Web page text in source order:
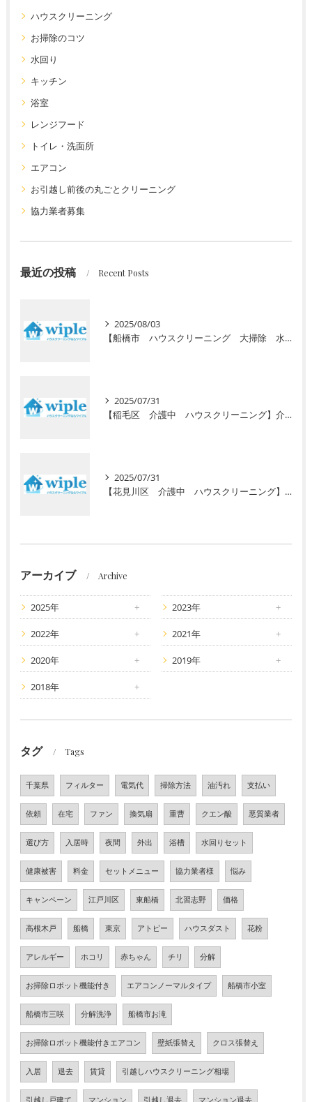
ハウスクリーニング
お掃除のコツ
水回り
キッチン
浴室
レンジフード
トイレ・洗面所
エアコン
お引越し前後の丸ごとクリーニング
協力業者募集
最近の投稿 Recent Posts
2025/08/03
【船橋市 ハウスクリーニング 大掃除 水回り】高齢者向けの定期清掃サービスをご紹介！ 初回お試し半額キャンペーン実施中
2025/07/31
【稲毛区 介護中 ハウスクリーニング】介護で忙しいあなたに初回お試し半額キャンペーン！安心の高齢者専門サービスで毎日の暮らしをサポート
2025/07/31
【花見川区 介護中 ハウスクリーニング】介護で忙しいあなたへ。初回半額キャンペーンで水回りのプロ清掃を体験しませんか？
アーカイブ Archive
2025年 2023年
2022年 2021年
2020年 2019年
2018年
タグ Tags
千葉県 フィルター 電気代 掃除方法 油汚れ 支払い
依頼 在宅 ファン 換気扇 重曹 クエン酸 悪質業者
選び方 入居時 夜間 外出 浴槽 水回りセット
健康被害 料金 セットメニュー 協力業者様 悩み
キャンペーン 江戸川区 東船橋 北習志野 価格
高根木戸 船橋 東京 アトピー ハウスダスト 花粉
アレルギー ホコリ 赤ちゃん チリ 分解
お掃除ロボット機能付き エアコンノーマルタイプ 船橋市小室
船橋市三咲 分解洗浄 船橋市お滝
お掃除ロボット機能付きエアコン 壁紙張替え クロス張替え
入居 退去 賃貸 引越しハウスクリーニング相場
引越し戸建て マンション 引越し退去 マンション退去